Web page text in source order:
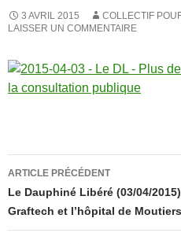
3 AVRIL 2015
COLLECTIF
LAISSER UN COMMENTAIRE
Navigation
des
articles
ARTICLE PRÉCÉDENT
Le Dauphiné Libéré (03/04/
Graftech et l’hôpital de